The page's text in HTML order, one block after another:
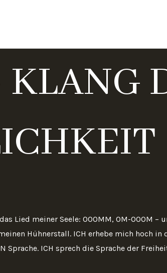
Lied meiner Seele: OOOMM, OM-OOOM –
Hühnerstall. ICH erhebe mich hoch in
ICH sprech die Sprache der